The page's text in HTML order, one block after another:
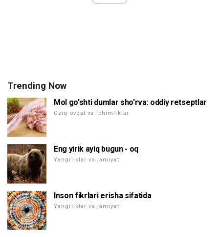
Trending Now
Mol go'shti dumlar sho'rva: oddiy retseptlar
Oziq-ovqat va ichimliklar
Eng yirik ayiq bugun - oq
Yangiliklar va jamiyat
Inson fikrlari erisha sifatida
Yangiliklar va jamiyat